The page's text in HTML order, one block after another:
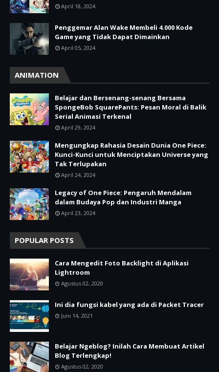
April 18, 2024
Penggemar Alan Wake Membeli 4.000 Kode
Game yang Tidak Dapat Dimainkan
April 05, 2024
ANIMATION
Belajar dan Bersenang-senang Bersama
SpongeBob SquarePants: Pesan Moral di Balik
Serial Animasi Terkenal
April 29, 2024
Mengungkap Rahasia Desain Dunia One Piece:
Kunci-Kunci untuk Menciptakan Universe yang
Tak Terlupakan
April 24, 2024
Legacy of One Piece: Pengaruh Mendalam
dalam Budaya Pop dan Industri Manga
April 23, 2024
POPULAR POSTS
Cara Mengedit Foto Backlight di Aplikasi
Lightroom
Agustus 02, 2020
Ini dia fungsi kabel yang ada di Packet Tracer
Juni 14, 2021
Belajar Ngeblog? Inilah Cara Membuat Artikel
Blog Terlengkap!
Agustus 02, 2020